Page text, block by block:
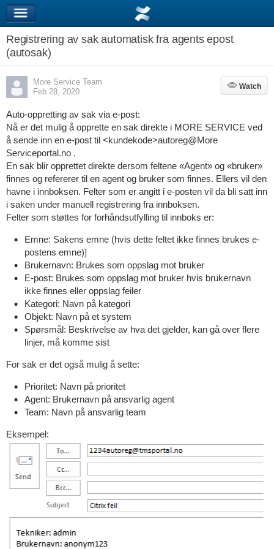
Registrering av sak automatisk fra agents epost
(autosak)
More Service Team
Feb 28, 2020
Watch
Watch
Auto-oppretting av sak via e-post:
Nå er det mulig å opprette en sak direkte i MORE SERVICE ved
å sende inn en e-post til <kundekode>autoreg@More
Serviceportal.no .
En sak blir opprettet direkte dersom feltene «Agent» og «bruker»
finnes og refererer til en agent og bruker som finnes. Ellers vil den
havne i innboksen. Felter som er angitt i e-posten vil da bli satt inn
i saken under manuell registrering fra innboksen.
Felter som støttes for forhåndsutfylling til innboks er:
Emne: Sakens emne (hvis dette feltet ikke finnes brukes e-
postens emne)]
Brukernavn: Brukes som oppslag mot bruker
E-post: Brukes som oppslag mot bruker hvis brukernavn
ikke finnes eller oppslag feiler
Kategori: Navn på kategori
Objekt: Navn på et system
Spørsmål: Beskrivelse av hva det gjelder, kan gå over flere
linjer, må komme sist
For sak er det også mulig å sette:
Prioritet: Navn på prioritet
Agent: Brukernavn på ansvarlig agent
Team: Navn på ansvarlig team
Eksempel: